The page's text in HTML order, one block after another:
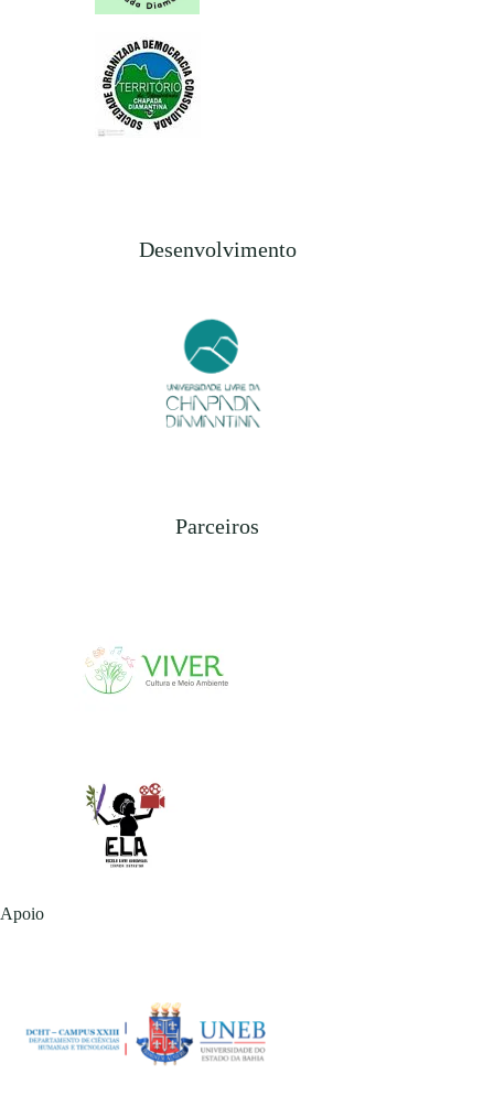
Desenvolvimento
Parceiros
Apoio